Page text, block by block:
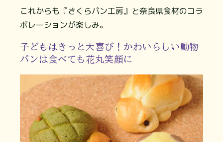
これからも『さくらパン工房』と奈良県食材のコラ
ボレーションが楽しみ。
子どもはきっと大喜び！かわいらしい動物
パンは食べても花丸笑顔に